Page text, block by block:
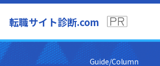
転職サイト診断.com
Guide/Column